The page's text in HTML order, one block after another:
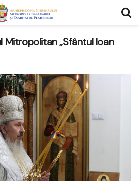
Mitropolitan „Sfântul Ioan